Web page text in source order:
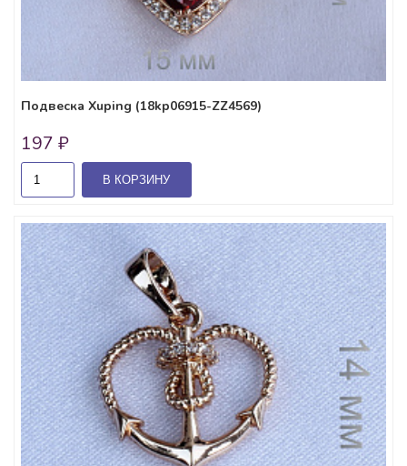
Подвеска Xuping (18kp06915-ZZ4569)
197 ₽
В КОРЗИНУ